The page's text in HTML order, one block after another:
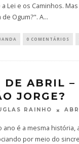
a Lei e os Caminhos.
de Ogum?". A...
0 COMENTÁRIOS
DE ABRIL –
JORGE?
RAINHO
ano é a mesma
por meio do